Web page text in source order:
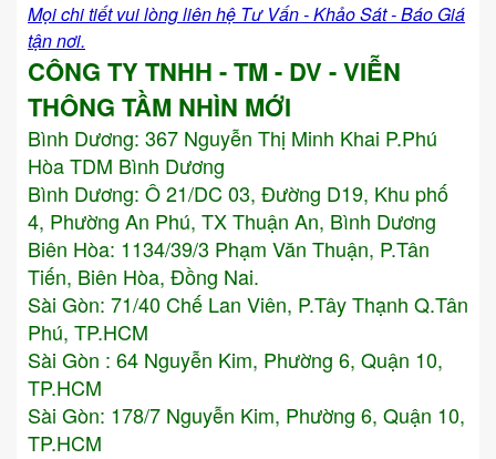
Mọi chi tiết vui lòng liên hệ Tư Vấn - Khảo Sát - Báo Giá
tận nơi.
CÔNG TY TNHH - TM - DV - VIỄN
THÔNG TẦM NHÌN MỚI
Bình Dương: 367 Nguyễn Thị Minh Khai P.Phú
Hòa TDM Bình Dương
Bình Dương: Ô 21/DC 03, Đường D19, Khu phố
4, Phường An Phú, TX Thuận An, Bình Dương
Biên Hòa: 1134/39/3 Phạm Văn Thuận, P.Tân
Tiến, Biên Hòa, Đồng Nai.
Sài Gòn: 71/40 Chế Lan Viên, P.Tây Thạnh Q.Tân
Phú, TP.HCM
Sài Gòn : 64 Nguyễn Kim, Phường 6, Quận 10,
TP.HCM
Sài Gòn: 178/7 Nguyễn Kim, Phường 6, Quận 10,
TP.HCM